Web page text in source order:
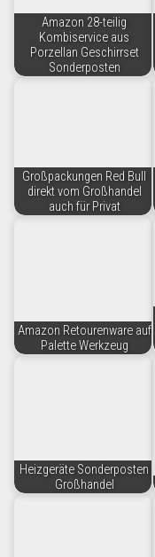
Amazon 28-teilig
Kombiservice aus
Porzellan Geschirrset
Sonderposten
Großpackungen Red Bull
direkt vom Großhandel
auch für Privat
Amazon Retourenware auf
Palette Werkzeug
Heizgeräte Sonderposten
Großhandel